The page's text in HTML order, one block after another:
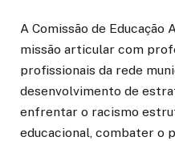
A Comissão de
missão articular com
profissionais da rede
desenvolvimento de
enfrentar o racismo
educacional, combater o